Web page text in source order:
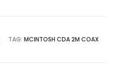
TAG: MCINTOSH CDA 2M COAX